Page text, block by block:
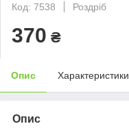
Код: 7538
Роздріб
370 ₴
Опис Характеристики
Опис